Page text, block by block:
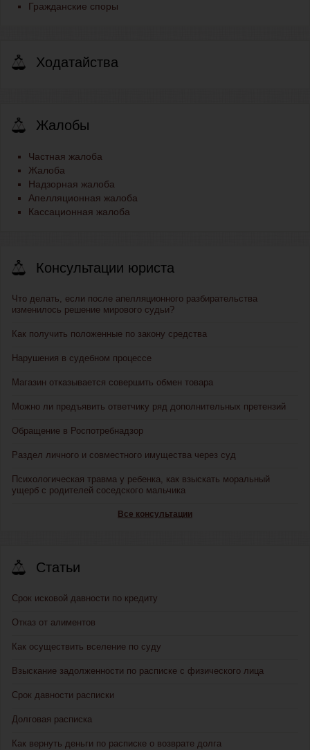
Гражданские споры
Ходатайства
Жалобы
Частная жалоба
Жалоба
Надзорная жалоба
Апелляционная жалоба
Кассационная жалоба
Консультации юриста
Что делать, если после апелляционного разбирательства
изменилось решение мирового судьи?
Как получить положенные по закону средства
Нарушения в судебном процессе
Магазин отказывается совершить обмен товара
Можно ли предъявить ответчику ряд дополнительных претензий
Обращение в Роспотребнадзор
Раздел личного и совместного имущества через суд
Психологическая травма у ребенка, как взыскать моральный
ущерб с родителей соседского мальчика
Все консультации
Статьи
Срок исковой давности по кредиту
Отказ от алиментов
Как осуществить вселение по суду
Взыскание задолженности по расписке с физического лица
Срок давности расписки
Долговая расписка
Как вернуть деньги по расписке о возврате долга